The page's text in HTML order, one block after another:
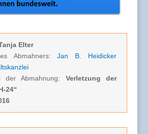
Elter
Abmahners:Jan B. Heidicker
der Abmahnung: Verletzung der
24“